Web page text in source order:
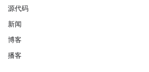
源代码
新闻
博客
播客